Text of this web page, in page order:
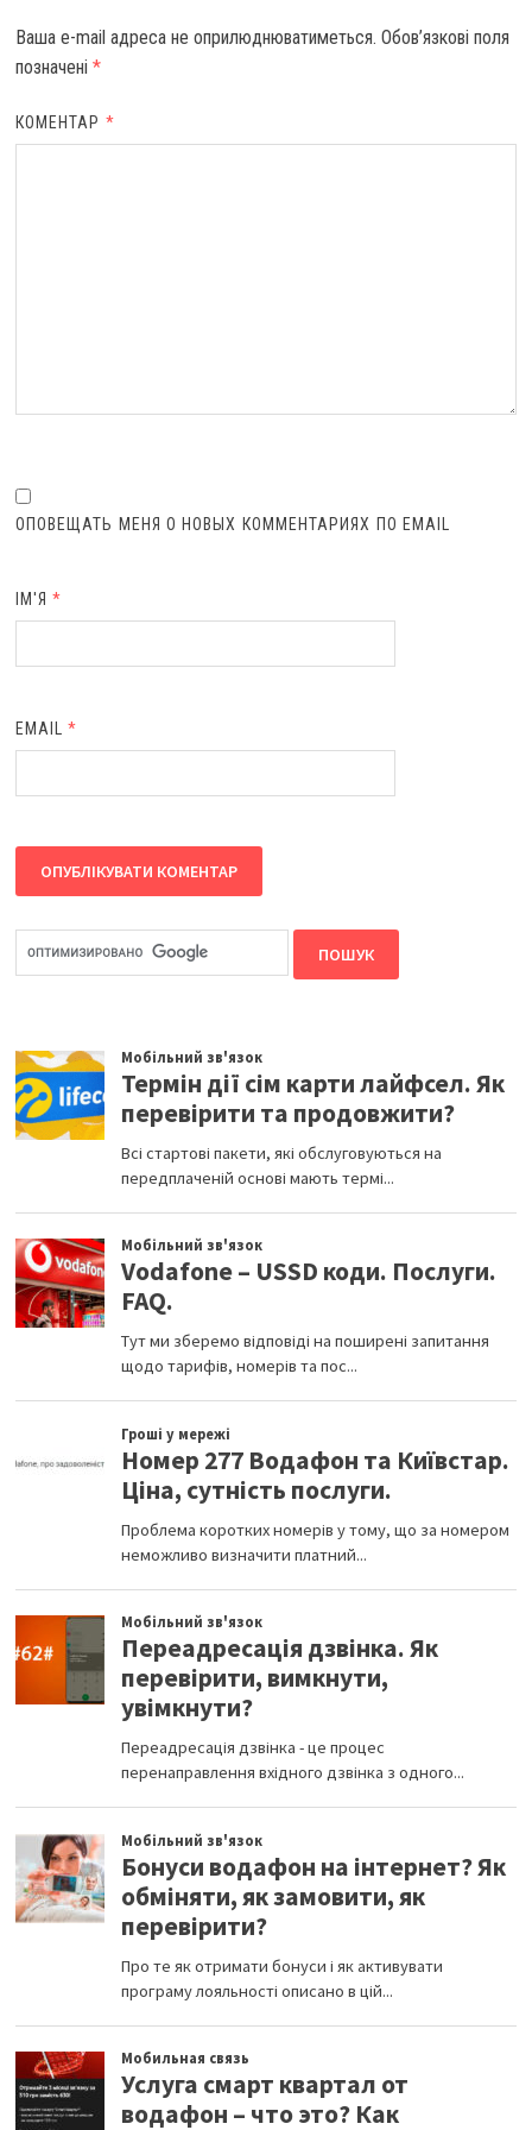
Ваша e-mail адреса не оприлюднюватиметься. Обов’язкові поля
позначені *
КОМЕНТАР *
ОПОВЕЩАТЬ МЕНЯ О НОВЫХ КОММЕНТАРИЯХ ПО EMAIL
ІМ'Я*
EMAIL*